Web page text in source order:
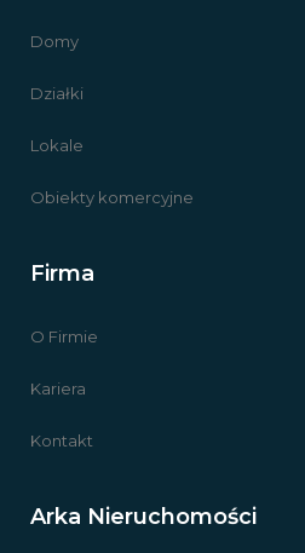
Domy
Działki
Lokale
Obiekty komercyjne
Firma
O Firmie
Kariera
Kontakt
Arka Nieruchomości